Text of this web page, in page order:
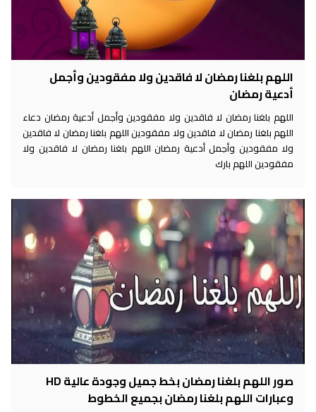
اللهم بلغنا رمضان لا فاقدين ولا مفقودين وأجمل
أدعية رمضان
اللهم بلغنا رمضان لا فاقدين ولا مفقودين وأجمل أدعية رمضان دعاء
اللهم بلغنا رمضان لا فاقدين ولا مفقودين اللهم بلغنا رمضان لا فاقدين
ولا مفقودين وأجمل أدعية رمضان اللهم بلغنا رمضان لا فاقدين ولا
مفقودين اللهم بارك
صور اللهم بلغنا رمضان بخط جميل وجودة عالية HD
وعبارات اللهم بلغنا رمضان بجميع الخطوط